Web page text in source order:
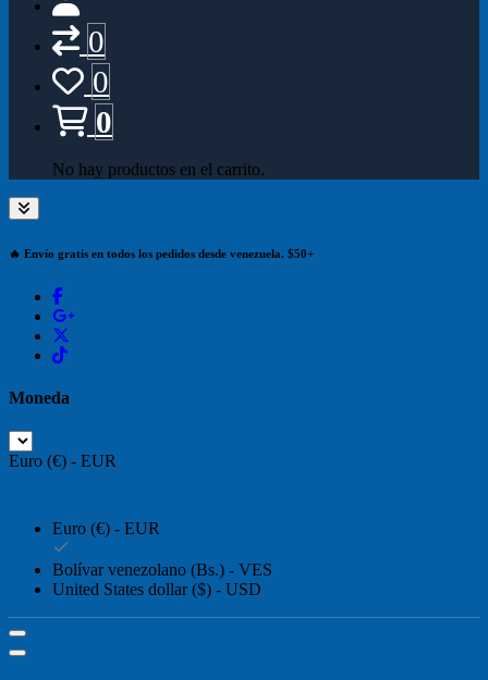
0
0
0
No hay productos en el carrito.
🔥 Envío gratis en todos los pedidos desde venezuela. $50+
Moneda
Euro (€) - EUR
Euro (€) - EUR
Bolívar venezolano (Bs.) - VES
United States dollar ($) - USD